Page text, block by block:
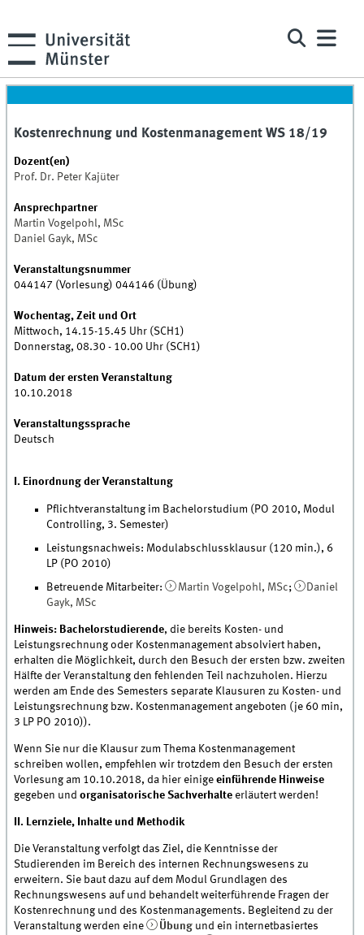
Kostenrechnung und Kostenmanagement WS 18/19
Dozent(en)
Prof. Dr. Peter Kajüter
Ansprechpartner
Martin Vogelpohl, MSc
Daniel Gayk, MSc
Veranstaltungsnummer
044147 (Vorlesung) 044146 (Übung)
Wochentag, Zeit und Ort
Mittwoch, 14.15-15.45 Uhr (SCH1)
Donnerstag, 08.30 - 10.00 Uhr (SCH1)
Datum der ersten Veranstaltung
10.10.2018
Veranstaltungssprache
Deutsch
I. Einordnung der Veranstaltung
Pflichtveranstaltung im Bachelorstudium (PO 2010, Modul
Controlling, 3. Semester)
Leistungsnachweis: Modulabschlussklausur (120 min.), 6
LP (PO 2010)
Betreuende Mitarbeiter: Martin Vogelpohl, MSc;
Daniel
Gayk, MSc
Hinweis: Bachelorstudierende, die bereits Kosten- und
Leistungsrechnung oder Kostenmanagement absolviert haben,
erhalten die Möglichkeit, durch den Besuch der ersten bzw. zweiten
Hälfte der Veranstaltung den fehlenden Teil nachzuholen. Hierzu
werden am Ende des Semesters separate Klausuren zu Kosten- und
Leistungsrechnung bzw. Kostenmanagement angeboten (je 60 min,
3 LP PO 2010)).
Wenn Sie nur die Klausur zum Thema Kostenmanagement
schreiben wollen, empfehlen wir trotzdem den Besuch der ersten
Vorlesung am 10.10.2018, da hier einigeeinführende Hinweise
gegeben undorganisatorische Sachverhalte erläutert werden!
II. Lernziele, Inhalte und Methodik
Die Veranstaltung verfolgt das Ziel, die Kenntnisse der
Studierenden im Bereich des internen Rechnungswesens zu
erweitern. Sie baut dazu auf dem Modul Grundlagen des
Rechnungswesens auf und behandelt weiterführende Fragen der
Kostenrechnung und des Kostenmanagements. Begleitend zu der
Veranstaltung werden eine
Übung und ein internetbasiertes